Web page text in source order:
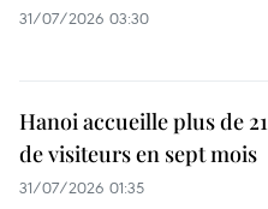
31/07/2026 03:30
Hanoi accueille plus de
de visiteurs en sept mois ​
31/07/2026 01:35